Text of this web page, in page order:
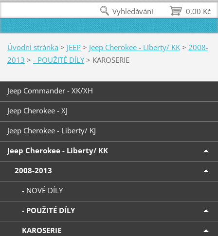
Úvodní stránka > JEEP > Jeep Cherokee - Liberty/ KK > 2008-
2013 > - POUŽITÉ DÍLY > KAROSERIE
Jeep Commander - XK/XH
Jeep Cherokee - XJ
Jeep Cherokee - Liberty/ KJ
Jeep Cherokee - Liberty/ KK
2008-2013
- NOVÉ DÍLY
- POUŽITÉ DÍLY
KAROSERIE
0,00 Kč
Vyhledávání